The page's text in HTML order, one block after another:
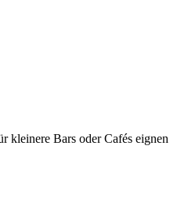
Bars oder Cafés